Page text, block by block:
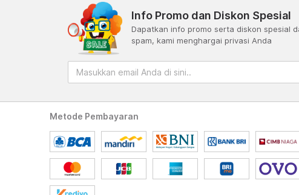
Info Promo dan Diskon Spesial
Dapatkan info promo serta diskon spesial
spam, kami menghargai privasi Anda
Metode Pembayaran